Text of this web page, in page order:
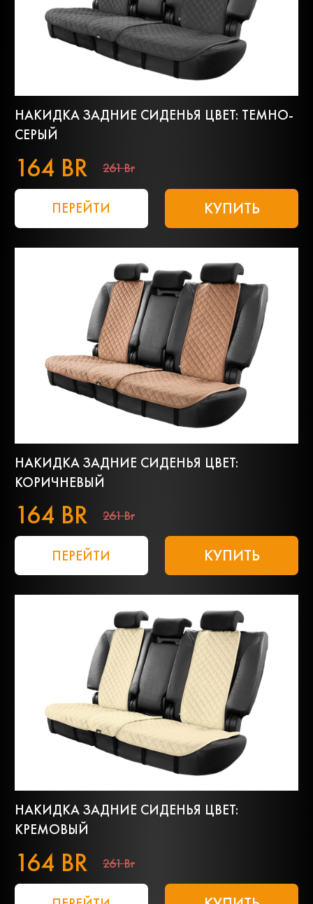
НАКИДКА ЗАДНИЕ СИДЕНЬЯ ЦВЕТ: ТЕМНО-
СЕРЫЙ
164 BR 261 Br
ПЕРЕЙТИ КУПИТЬ
НАКИДКА ЗАДНИЕ СИДЕНЬЯ ЦВЕТ:
КОРИЧНЕВЫЙ
164 BR 261 Br
ПЕРЕЙТИ КУПИТЬ
НАКИДКА ЗАДНИЕ СИДЕНЬЯ ЦВЕТ:
КРЕМОВЫЙ
164 BR 261 Br